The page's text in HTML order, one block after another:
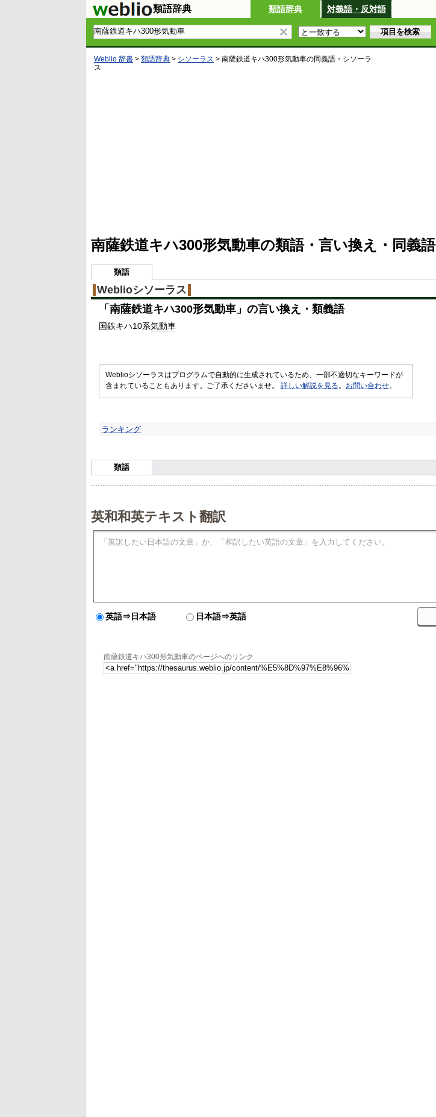
類語辞典 類語辞典 対義語・反対語
Weblio 辞書 > 類語辞典 > シソーラス > 南薩鉄道キハ300形気動車の同義語・シソーラ
ス
4
5
%
南薩鉄道キハ300形気動車の類語・言い換え・同義語
類語
Weblioシソーラス
「 南薩鉄道キハ300形気動車 」の言い換え・類義語
国鉄キハ10系気動車
Weblioシソーラスはプログラムで自動的に生成されているため、一部不適切なキーワードが
含まれていることもあります。ご了承くださいませ。 詳しい解説を見る 。 お問い合わせ。
ランキング
類語
英和和英テキスト翻訳
英語⇒日本語 日本語⇒英語
南薩鉄道キハ300形気動車のページへのリンク